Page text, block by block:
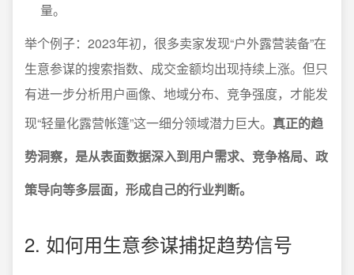
量。
举个例子：2023年初，很多卖家发现“户外露营装备”在
生意参谋的搜索指数、成交金额均出现持续上涨。但只
有进一步分析用户画像、地域分布、竞争强度，才能发
现“轻量化露营帐篷”这一细分领域潜力巨大。 真正的趋
势洞察，是从表面数据深入到用户需求、竞争格局、政
策导向等多层面，形成自己的行业判断。
2. 如何用生意参谋捕捉趋势信号